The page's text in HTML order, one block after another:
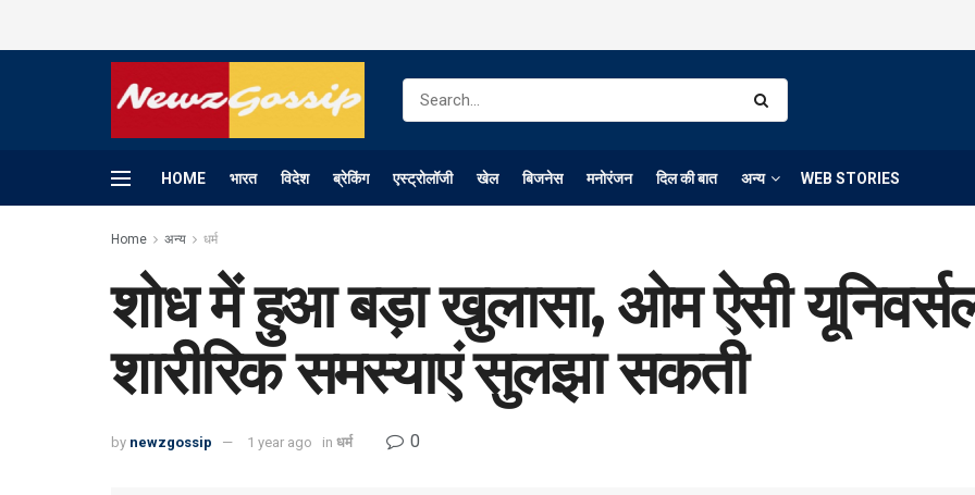
HOME भारत विदेश ब्रेकिंग एस्ट्रोलॉजी खेल बिजनेस मनोरंजन दिल की बात अन्य WEB STORIES
Home अन्य धर्म
शोध में हुआ बड़ा खुलासा, ओम ऐसी
शारीरिक समस्याएं सुलझा सकती
by newzgossip 1 year ago in धर्म 0